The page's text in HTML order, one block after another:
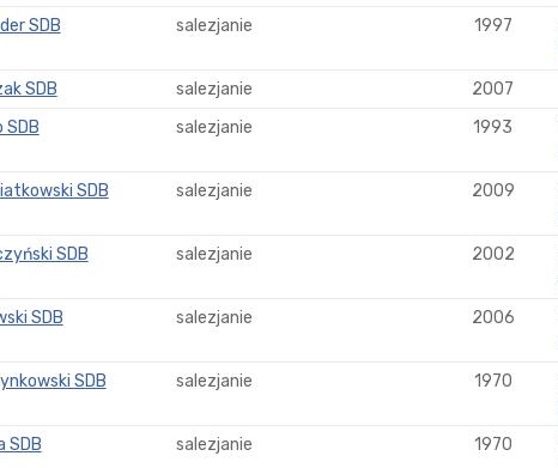
SDB
salezjanie 1997
SDB
salezjanie
2007
SDB
salezjanie 1993
SDB
salezjanie 2009
SDB
salezjanie 2002
SDB
salezjanie 2006
SDB
salezjanie 1970
SDB
salezjanie 1970